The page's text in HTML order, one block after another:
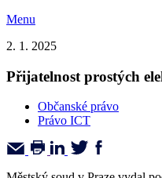
Menu
2. 1. 2025
Přijatelnost prostých
Občanské právo
Právo ICT